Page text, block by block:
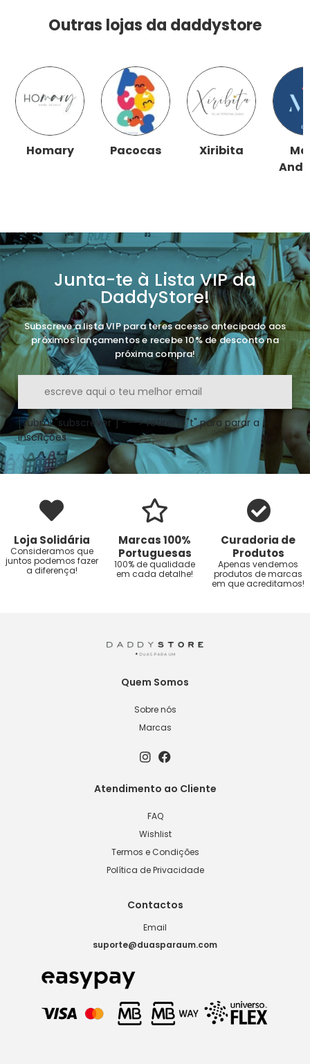
Outras lojas da daddystore
Homary Pacocas Xiribita
Junta-te à Lista VIP da
DaddyStore!
Subscreve a lista VIP para teres acesso antecipado aos
próximos lançamentos e recebe 10% de desconto na
próxima compra!
[submi "subscrever"] ---> retirei o "t" para parar a
inscrições
Loja Solidária
Consideramos que
juntos podemos fazer
a diferença!
Marcas 100%
Portuguesas
100% de qualidade
em cada detalhe!
Curadoria de
Produtos
Apenas vendemos
produtos de marcas
em que acreditamos!
Quem Somos
Sobre nós
Marcas
Atendimento ao Cliente
FAQ
Wishlist
Termos e Condições
Política de Privacidade
Contactos
Email
suporte@duasparaum.com